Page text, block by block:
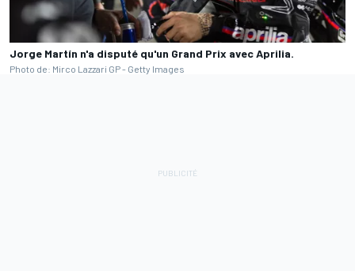
Jorge Martín n'a disputé qu'un Grand Prix avec Aprilia.
Photo de: Mirco Lazzari GP - Getty Images